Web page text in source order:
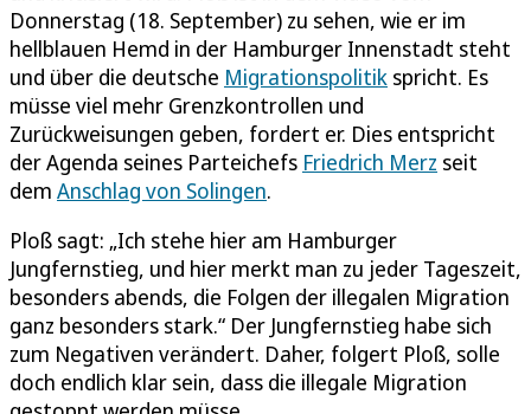
Donnerstag (18. September) zu sehen, wie er im
hellblauen Hemd in der Hamburger Innenstadt steht
und über die deutsche Migrationspolitik spricht. Es
müsse viel mehr Grenzkontrollen und
Zurückweisungen geben, fordert er. Dies entspricht
der Agenda seines Parteichefs Friedrich Merz seit
dem Anschlag von Solingen.
Ploß sagt: „Ich stehe hier am Hamburger
Jungfernstieg, und hier merkt man zu jeder Tageszeit,
besonders abends, die Folgen der illegalen Migration
ganz besonders stark.“ Der Jungfernstieg habe sich
zum Negativen verändert. Daher, folgert Ploß, solle
doch endlich klar sein, dass die illegale Migration